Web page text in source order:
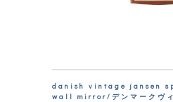
danish vintage jansen
wall mirror/デンマークヴィ